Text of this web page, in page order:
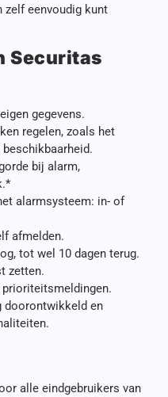
eenvoudig kunt
Securitas
gegevens.
regelen, zoals het
bij alarm,
alarmsysteem: in- of
afmelden.
tot wel 10 dagen terug.
zetten.
doorontwikkeld en
alle eindgebruikers van